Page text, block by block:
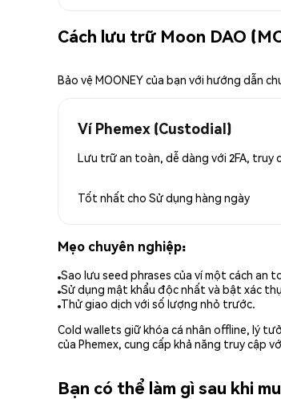
Cách lưu trữ Moon DAO
Bảo vệ MOONEY của bạn với hướng dẫn
Ví Phemex (Custodial)
Lưu trữ an toàn, dễ dàng với 2FA, truy
Tốt nhất cho Sử dụng hàng ngày
Mẹo chuyên nghiệp:
Sao lưu seed phrases của ví một cách an
Sử dụng mật khẩu độc nhất và bật xác
Thử giao dịch với số lượng nhỏ trước.
Cold wallets giữ khóa cá nhân offline, lý
của Phemex, cung cấp khả năng truy cập
Bạn có thể làm gì sau khi